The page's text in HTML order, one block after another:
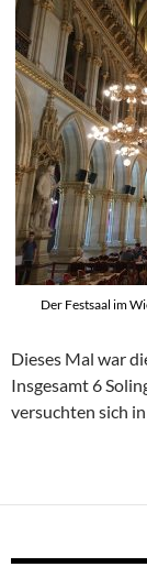
Der Festsaal im
Dieses Mal war
Insgesamt 6
versuchten sich